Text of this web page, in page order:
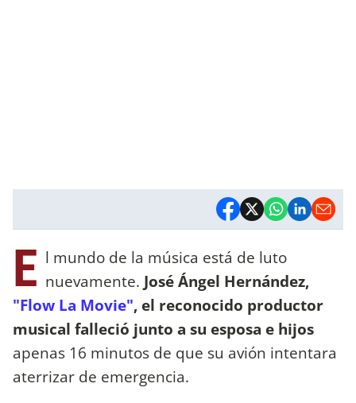
E l mundo de la música está de luto
nuevamente. José Ángel Hernández,
"Flow La Movie", el reconocido productor
musical falleció junto a su esposa e hijos
apenas 16 minutos de que su avión intentara
aterrizar de emergencia.